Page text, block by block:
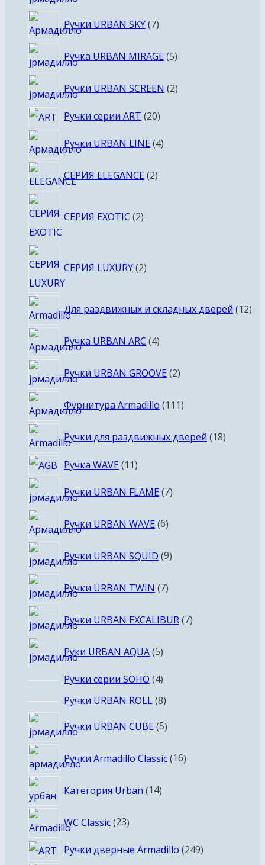
Ручки URBAN SKY 77
Ручка URBAN MIRAGE 55
Ручки URBAN SCREEN 22
Ручки серии ART 2020
Ручки URBAN LINE 44
СЕРИЯ ELEGANCE 22
СЕРИЯ EXOTIC 2товара
СЕРИЯ LUXURY 2товара
Для раздвижных и складных дверей 1212
Ручка URBAN ARC 44
Ручки URBAN GROOVE 22
Фурнитура Armadillo 111111
Ручки для раздвижных дверей 1818
Ручка WAVE 1111
Ручки URBAN FLAME 77
Ручки URBAN WAVE 66
Ручки URBAN SQUID 99
Ручки URBAN TWIN 77
Ручки URBAN EXCALIBUR 77
Руки URBAN AQUA 55
Ручки серии SOHO 44
товара
Ручки URBAN ROLL 88
товаров
Ручки URBAN CUBE 55
Ручки Armadillo Classic 1616
Категория Urban 1414
WC Classic 2323
Ручки дверные Armadillo 249249